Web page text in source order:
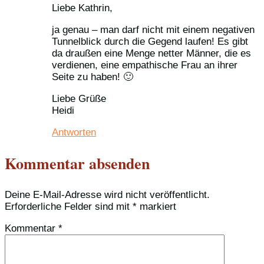
Liebe Kathrin,
ja genau – man darf nicht mit einem negativen
Tunnelblick durch die Gegend laufen! Es gibt
da draußen eine Menge netter Männer, die es
verdienen, eine empathische Frau an ihrer
Seite zu haben! 🙂
Liebe Grüße
Heidi
Antworten
Kommentar absenden
Deine E-Mail-Adresse wird nicht veröffentlicht.
Erforderliche Felder sind mit * markiert
Kommentar *